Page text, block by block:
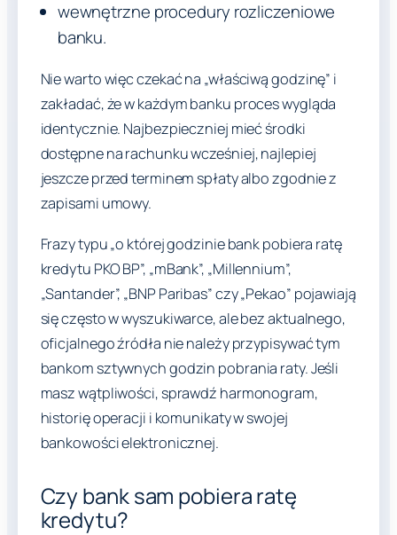
wewnętrzne procedury rozliczeniowe
banku.
Nie warto więc czekać na „właściwą godzinę” i
zakładać, że w każdym banku proces wygląda
identycznie. Najbezpieczniej mieć środki
dostępne na rachunku wcześniej, najlepiej
jeszcze przed terminem spłaty albo zgodnie z
zapisami umowy.
Frazy typu „o której godzinie bank pobiera ratę
kredytu PKO BP”, „mBank”, „Millennium”,
„Santander”, „BNP Paribas” czy „Pekao” pojawiają
się często w wyszukiwarce, ale bez aktualnego,
oficjalnego źródła nie należy przypisywać tym
bankom sztywnych godzin pobrania raty. Jeśli
masz wątpliwości, sprawdź harmonogram,
historię operacji i komunikaty w swojej
bankowości elektronicznej.
Czy bank sam pobiera ratę
kredytu?